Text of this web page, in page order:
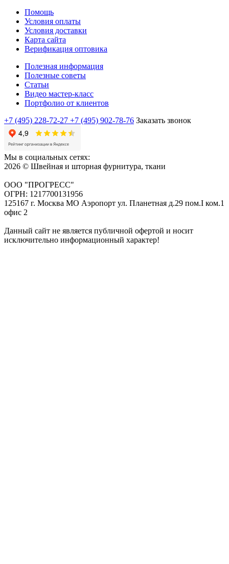
Помощь
Условия оплаты
Условия доставки
Карта сайта
Верификация оптовика
Полезная информация
Полезные советы
Статьи
Видео мастер-класс
Портфолио от клиентов
+7 (495) 228-72-27 +7 (495) 902-78-76 Заказать звонок
Мы в социальных сетях:
2026 © Швейная и шторная фурнитура, ткани
ООО "ПРОГРЕСС"
ОГРН: 1217700131956
125167 г. Москва МО Аэропорт ул. Планетная д.29 пом.I ком.1
офис 2
Данный сайт не является публичной офертой и носит
исключительно информационный характер!